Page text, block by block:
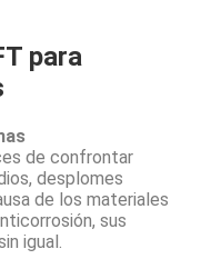
para
de confrontar
desplomes
de los materiales
sus
igual.